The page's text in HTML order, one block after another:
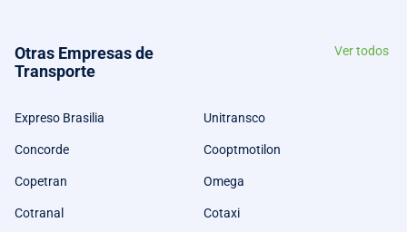
Otras Empresas de
Transporte
Ver todos
Expreso Brasilia Unitransco
Concorde Cooptmotilon
Copetran Omega
Cotranal Cotaxi